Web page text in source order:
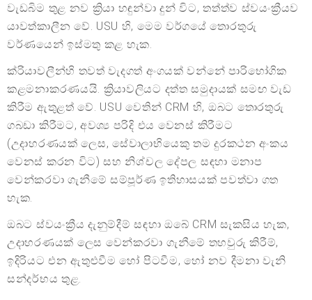
වැඩබිම තුළ නව ක්‍රියා හඳුන්වා දුන් විට, තත්ත්ව ස්වයංක්‍රීයව
යාවත්කාලීන වේ. USU හි, මෙම වර්ගයේ තොරතුරු
වර්ණයෙන් ඉස්මතු කළ හැක.
ක්රියාවලීන්හි තවත් වැදගත් අංගයක් වන්නේ පාරිභෝගික
කළමනාකරණයයි. ක්‍රියාවලියට දත්ත සමුදායක් සමඟ වැඩ
කිරීම ඇතුළත් වේ. USU වෙතින් CRM හි, ඔබට තොරතුරු
ගබඩා කිරීමට, අවශ්‍ය පරිදි එය වෙනස් කිරීමට
(උදාහරණයක් ලෙස, සේවාලාභියෙකු තම දුරකථන අංකය
වෙනස් කරන විට) සහ නිශ්චල දේපල සඳහා මනාප
වෙන්කරවා ගැනීමේ සම්පූර්ණ ඉතිහාසයක් පවත්වා ගත
හැක.
ඔබට ස්වයංක්‍රීය දැනුම්දීම් සඳහා ඔබේ CRM සැකසිය හැක,
උදාහරණයක් ලෙස වෙන්කරවා ගැනීමේ තහවුරු කිරීම්,
ඉදිරියට එන ඇතුළුවීම හෝ පිටවීම, හෝ නව දීමනා වැනි
සන්දර්භය තුළ.